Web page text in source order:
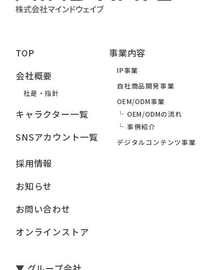
TOP
会社概要
社是・指針
キャラクター一覧
SNSアカウント一覧
事業内容
IP事業
自社商品開発事業
OEM/ODM事業
OEM/ODMの流れ
事例紹介
デジタルコンテンツ事業
採用情報
お知らせ
お問い合わせ
オンラインストア